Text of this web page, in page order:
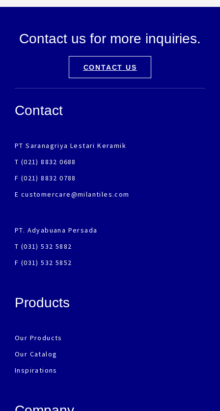
Contact us for more inquiries.
CONTACT US
Contact
PT Saranagriya Lestari Keramik
T (021) 8832 0688
F (021) 8832 0788
E customercare@milantiles.com
PT. Adyabuana Persada
T (031) 532 5882
F (031) 532 5852
Products
Our Products
Our Catalog
Inspirations